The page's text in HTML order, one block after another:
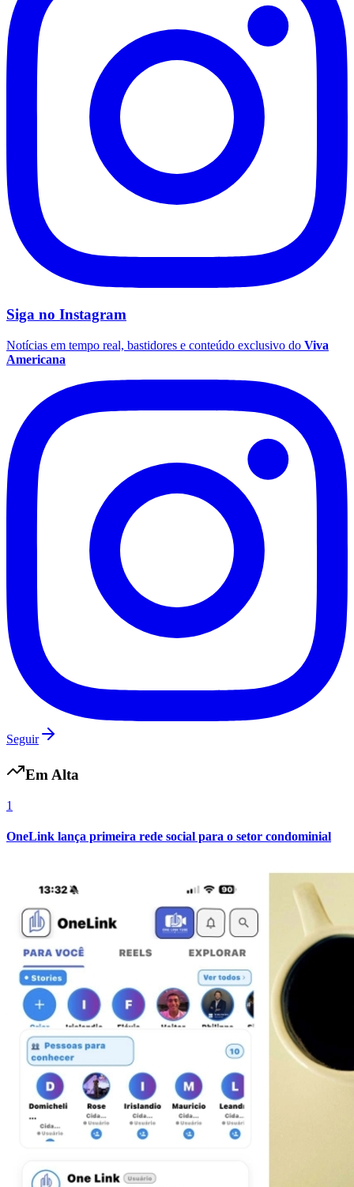
Flamengo
Fluminense
Vasco
Siga no Instagram
Notícias em tempo real, bastidores e conteúdo exclusivo do Viva
Americana
Seguir
Em Alta
1
OneLink lança primeira rede social para o setor condominial